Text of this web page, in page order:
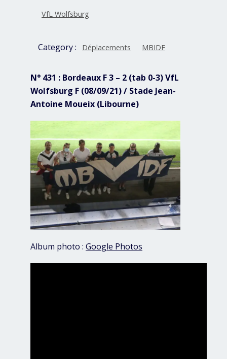
VfL Wolfsburg
Category : Déplacements MBIDF
N° 431 : Bordeaux F 3 – 2 (tab 0-3) VfL
Wolfsburg F (08/09/21) / Stade Jean-
Antoine Moueix (Libourne)
Album photo : Google Photos